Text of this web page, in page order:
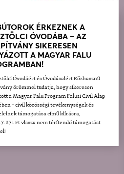
ÉRKEZNEK A
ÓVODÁBA – AZ
SIKERESEN
A MAGYAR FALU
Óvodáért és Óvodásaiért Közhasznú
örömmel tudatja, hogy sikeresen
a Magyar Falu Program Falusi Civil Alap
– civil közösségi tevékenységek és
támogatása című kiírásra,
Ft vissza nem térítendő támogatást